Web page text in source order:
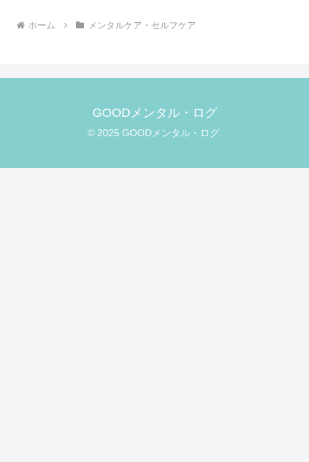
ホーム メンタルケア・セルフケア
GOODメンタル・ログ
© 2025 GOODメンタル・ログ.